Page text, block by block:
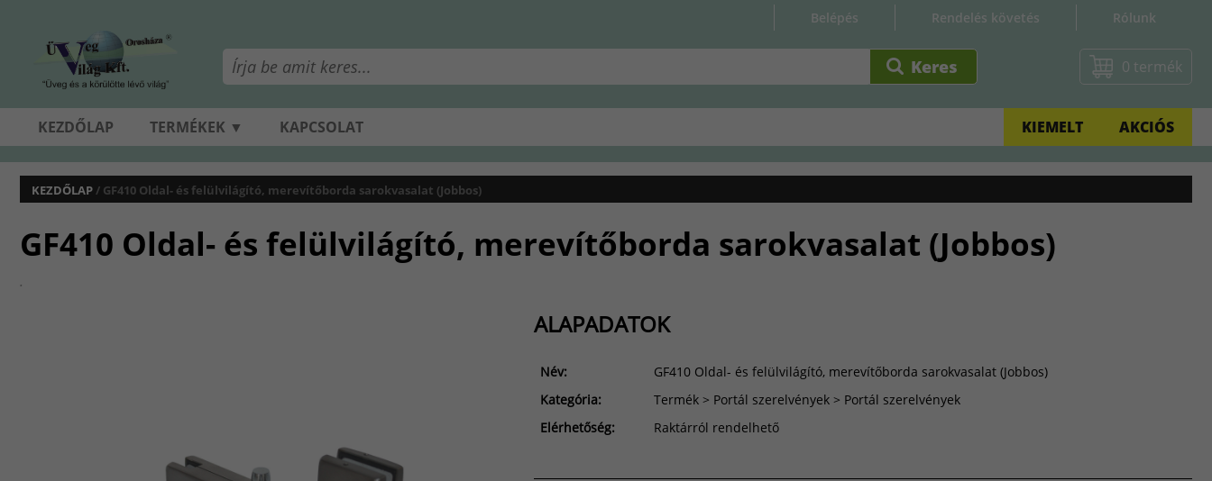
Rólunk
Rendelés követés
Belépés
0 termék
KEZDŐLAP TERMÉKEK ▼ KAPCSOLAT AKCIÓS
KIEMELT
KEZDŐLAP/ GF410 Oldal- és felülvilágító, merevítőborda sarokvasalat (Jobbos)
GF410 Oldal- és felülvilágító, merevítőborda sarokvasalat (Jobbos)
.
ALAPADATOK
Név:
GF410 Oldal- és felülvilágító, merevítőborda sarokvasalat (Jobbos)
Kategória:
Termék > Portál szerelvények > Portál szerelvények
Elérhetőség:
Raktárról rendelhető